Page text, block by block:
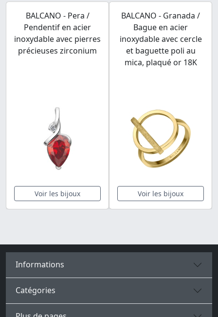
BALCANO - Pera /
Pendentif en acier
inoxydable avec pierres
précieuses zirconium
Voir les bijoux
BALCANO - Granada /
Bague en acier
inoxydable avec cercle
et baguette poli au
mica, plaqué or 18K
Voir les bijoux
Informations
Catégories